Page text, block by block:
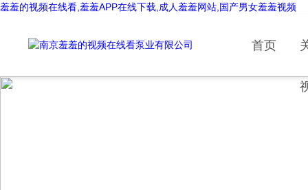
羞羞的视频在线看,羞羞APP在线下载,成人羞羞网站,国产男女羞羞视频
首页